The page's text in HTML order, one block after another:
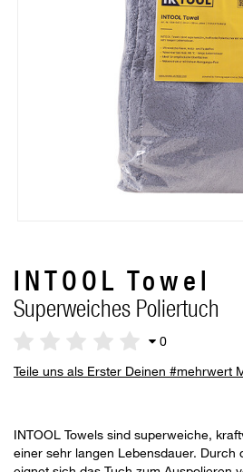
INTOOL Towel
Superweiches Poliertuch
0
Teile uns als Erster Deinen #mehrwert
INTOOL Towels sind superweiche,
einer sehr langen Lebensdauer. Durch